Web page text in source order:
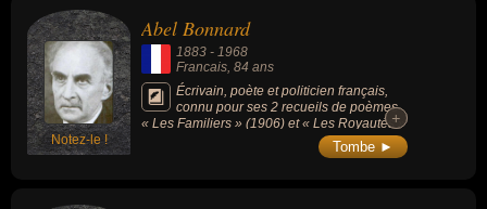
Notez-le !
Abel Bonnard
1883 - 1968
Francais , 84 ans
Écrivain, poète et politicien français,
connu pour ses 2 recueils de poèmes
« Les Familiers » (1906) et « Les Royautés »
(1908), il devient une figure des milieux
mondains grâce à sa réputation d'homme
+
+
Tombe ►